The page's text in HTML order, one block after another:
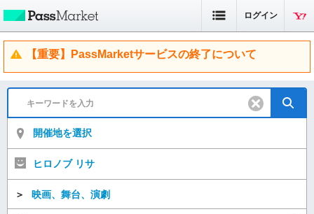
ログイン
【重要】PassMarketサービスの終了について
開催地を選択
ヒロノブ リサ
＞ 映画、舞台、演劇